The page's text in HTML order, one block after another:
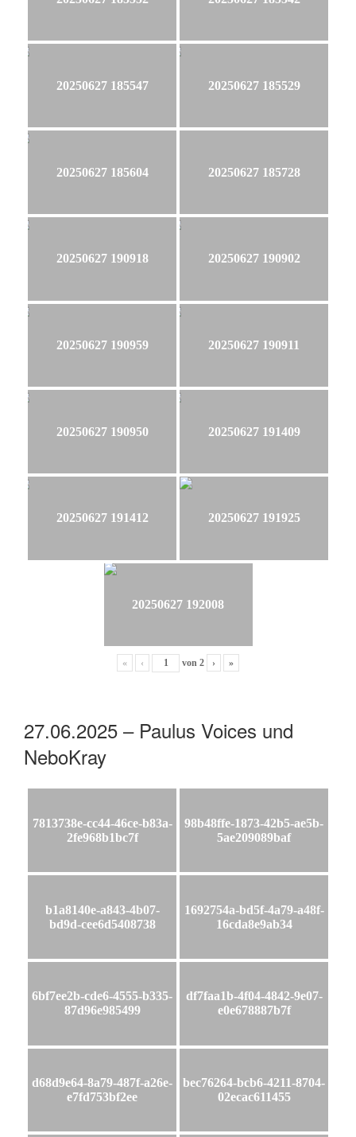
20250627 185547 20250627 185529
20250627 185604 20250627 185728
20250627 190918 20250627 190902
20250627 190959 20250627 190911
20250627 190950 20250627 191409
20250627 191412 20250627 191925
20250627 192008
« ‹ von 2 › »
27.06.2025 – Paulus Voices und
NeboKray
7813738e-cc44-46ce-b83a-
2fe968b1bc7f
98b48ffe-1873-42b5-ae5b-
5ae209089baf
b1a8140e-a843-4b07-
bd9d-cee6d5408738
1692754a-bd5f-4a79-a48f-
16cda8e9ab34
6bf7ee2b-cde6-4555-b335-
87d96e985499
df7faa1b-4f04-4842-9e07-
e0e678887b7f
d68d9e64-8a79-487f-a26e-
e7fd753bf2ee
bec76264-bcb6-4211-8704-
02ecac611455